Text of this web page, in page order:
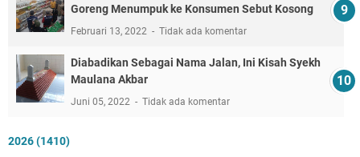
Goreng Menumpuk ke Konsumen Sebut Kosong
Februari 13, 2022 Tidak ada komentar
Diabadikan Sebagai Nama Jalan, Ini Kisah Syekh
Maulana Akbar
Juni 05, 2022 Tidak ada komentar
2026(1410)